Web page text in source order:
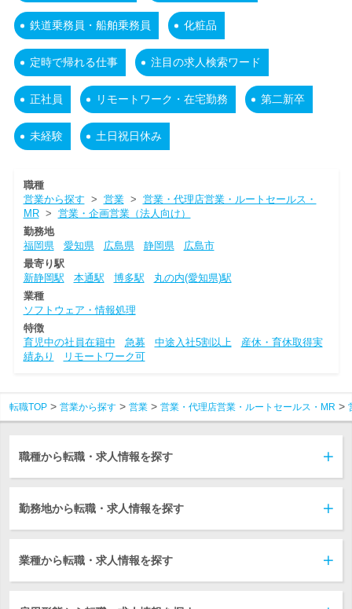
鉄道乗務員・船舶乗務員 化粧品
定時で帰れる仕事 注目の求人検索ワード
正社員 リモートワーク・在宅勤務 第二新卒
未経験 土日祝日休み
職種
営業から探す > 営業> 営業・代理店営業・ルートセールス・
MR> 営業・企画営業（法人向け）
勤務地
福岡県
愛知県 広島県 静岡県
広島市
最寄り駅
新静岡駅
本通駅 博多駅
丸の内(愛知県)駅
業種
ソフトウェア・情報処理
特徴
育児中の社員在籍中
急募 中途入社5割以上
産休・育休取得実
績あり
リモートワーク可
転職TOP 営業から探す 営業 営業・代理店営業・ルートセールス・MR
職種から転職・求人情報を探す
勤務地から転職・求人情報を探す
業種から転職・求人情報を探す